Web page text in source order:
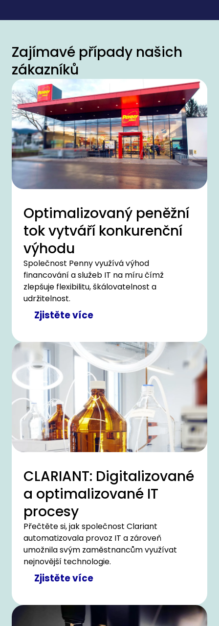
Zajímavé případy našich
zákazníků
Optimalizovaný peněžní
tok vytváří konkurenční
výhodu
Společnost Penny využívá výhod
financování a služeb IT na míru čímž
zlepšuje flexibilitu, škálovatelnost a
udržitelnost.
Zjistěte více
CLARIANT: Digitalizované
a optimalizované IT
procesy
Přečtěte si, jak společnost Clariant
automatizovala provoz IT a zároveň
umožnila svým zaměstnancům využívat
nejnovější technologie.
Zjistěte více